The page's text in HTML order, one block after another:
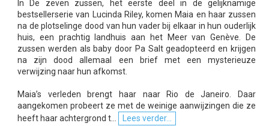
In De zeven zussen, het eerste deel in de gelijknamige
bestsellerserie van Lucinda Riley, komen Maia en haar zussen
na de plotselinge dood van hun vader bij elkaar in hun ouderlijk
huis, een prachtig landhuis aan het Meer van Genève. De
zussen werden als baby door Pa Salt geadopteerd en krijgen
na zijn dood allemaal een brief met een mysterieuze
verwijzing naar hun afkomst.
Maia’s verleden brengt haar naar Rio de Janeiro. Daar
aangekomen probeert ze met de weinige aanwijzingen die ze
heeft haar achtergrond t...
Lees verder...